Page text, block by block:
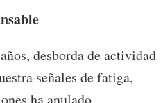
desborda de actividad
señales de fatiga,